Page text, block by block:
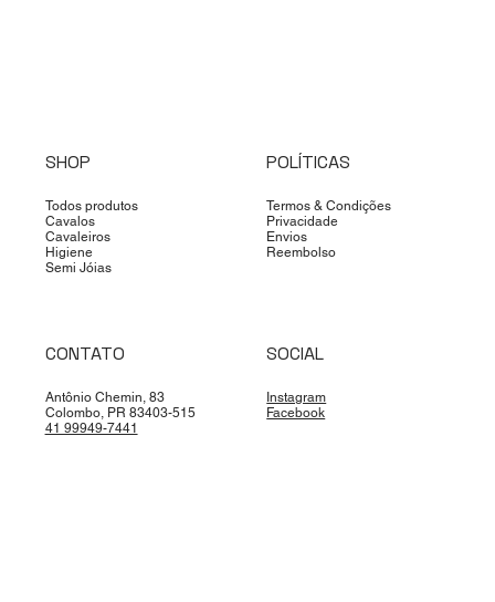
SHOP
Todos produtos
Cavalos
Cavaleiros
Higiene
Semi Jóias
POLÍTICAS
Termos & Condições
Privacidade
Envios
Reembolso
CONTATO
Antônio Chemin, 83
Colombo, PR 83403-515
41 99949-7441
SOCIAL
Instagram
Facebook